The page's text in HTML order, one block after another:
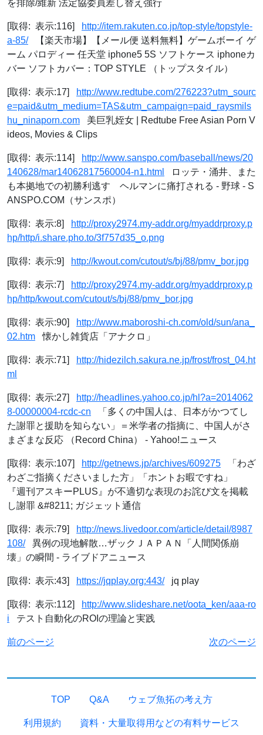
を排除/維新 法定協委員差し替え強行
[取得: 表示:116]
http://item.rakuten.co.jp/top-style/topstyle-
a-85/【楽天市場】【メール便 送料無料】ゲームボーイ ゲ
ーム パロディー 任天堂 iphone5 5S ソフトケース iphoneカ
バー ソフトカバー：TOP STYLE （トップスタイル）
[取得: 表示:17]
http://www.redtube.com/276223?utm_sourc
e=paid&utm_medium=TAS&utm_campaign=paid_raysmils
hu_ninaporn.com 美巨乳姪女 | Redtube Free Asian Porn V
ideos, Movies & Clips
[取得: 表示:114]
http://www.sanspo.com/baseball/news/20
140628/mar14062817560004-n1.html
ロッテ・涌井、また
も本拠地での初勝利逃す ヘルマンに痛打される - 野球 - S
ANSPO.COM（サンスポ）
[取得: 表示:8]
http://proxy2974.my-addr.org/myaddrproxy.p
hp/http/i.share.pho.to/3f757d35_o.png
[取得: 表示:9] http://kwout.com/cutout/s/bj/88/pmv_bor.jpg
[取得: 表示:7]
http://proxy2974.my-addr.org/myaddrproxy.p
hp/http/kwout.com/cutout/s/bj/88/pmv_bor.jpg
[取得: 表示:90]
http://www.maboroshi-ch.com/old/sun/ana_
02.htm 懐かし雑貨店「アナクロ」
[取得: 表示:71]
http://hidezilch.sakura.ne.jp/frost/frost_04.ht
ml
[取得: 表示:27]
http://headlines.yahoo.co.jp/hl?a=2014062
8-00000004-rcdc-cn 「多くの中国人は、日本がかつてし
た謝罪と援助を知らない」＝米学者の指摘に、中国人がさ
まざまな反応 （Record China） - Yahoo!ニュース
[取得: 表示:107] http://getnews.jp/archives/609275 「わざ
わざご指摘くださいました方」「ホントお暇ですね」
『週刊アスキーPLUS』が不適切な表現のお詫び文を掲載
し謝罪 &#8211; ガジェット通信
[取得: 表示:79]
http://news.livedoor.com/article/detail/8987
108/異例の現地解散…ザックＪＡＰＡＮ「人間関係崩
壊」の瞬間 - ライブドアニュース
[取得: 表示:43] https://jqplay.org:443/jq play
[取得: 表示:112]
http://www.slideshare.net/oota_ken/aaa-ro
i テスト自動化のROIの理論と実践
前のページ 次のページ
TOP Q&A ウェブ魚拓の考え方
利用規約 資料・大量取得用などの有料サービス